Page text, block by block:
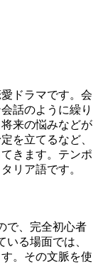
ドラマです。会
話のように繰り
来の悩みなどが
を立てるなど、
きます。テンポ
リア語です。
で、完全初心者
る場面では、
。その文脈を使